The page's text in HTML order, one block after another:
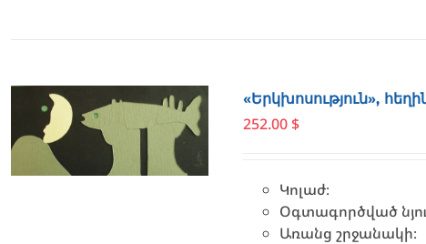
«Երկխոսություն»,
252.00 $
Կոլաժ։
Օգտագործված
Առանց շրջանակի։